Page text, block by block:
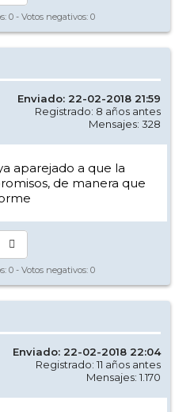
0 - Votos negativos: 0
Enviado: 22-02-2018 21:59
Registrado: 8 años antes
Mensajes: 328
aparejado a que la
de manera que
0 - Votos negativos: 0
Enviado: 22-02-2018 22:04
Registrado: 11 años antes
Mensajes: 1.170